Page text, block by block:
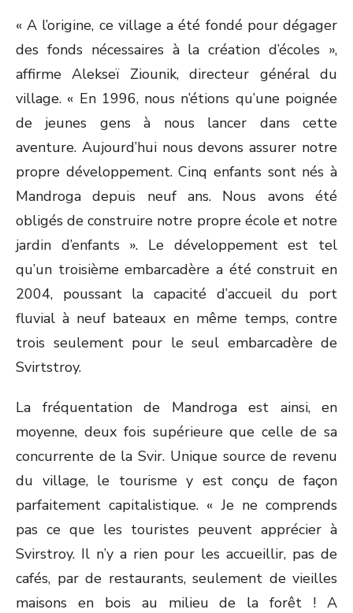
« A l’origine, ce village a été fondé pour dégager
des fonds nécessaires à la création d’écoles »,
affirme Alekseï Ziounik, directeur général du
village. « En 1996, nous n’étions qu’une poignée
de jeunes gens à nous lancer dans cette
aventure. Aujourd’hui nous devons assurer notre
propre développement. Cinq enfants sont nés à
Mandroga depuis neuf ans. Nous avons été
obligés de construire notre propre école et notre
jardin d’enfants ». Le développement est tel
qu’un troisième embarcadère a été construit en
2004, poussant la capacité d’accueil du port
fluvial à neuf bateaux en même temps, contre
trois seulement pour le seul embarcadère de
Svirtstroy.
La fréquentation de Mandroga est ainsi, en
moyenne, deux fois supérieure que celle de sa
concurrente de la Svir. Unique source de revenu
du village, le tourisme y est conçu de façon
parfaitement capitalistique. « Je ne comprends
pas ce que les touristes peuvent apprécier à
Svirstroy. Il n’y a rien pour les accueillir, pas de
cafés, par de restaurants, seulement de vieilles
maisons en bois au milieu de la forêt ! A